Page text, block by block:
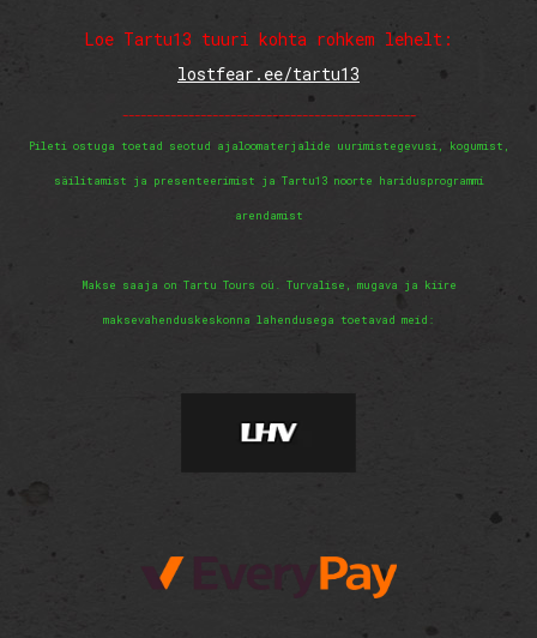
Loe Tartu13 tuuri kohta rohkem lehelt:
lostfear.ee/tartu13
Pileti ostuga toetad seotud ajaloomaterjalide uurimistegevusi, kogumist,
säilitamist ja presenteerimist ja Tartu13 noorte haridusprogrammi
arendamist
Makse saaja on Tartu Tours oü. Turvalise, mugava ja kiire
maksevahenduskeskonna lahendusega toetavad meid: